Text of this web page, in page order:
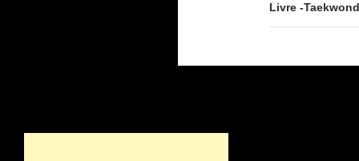
Livre -